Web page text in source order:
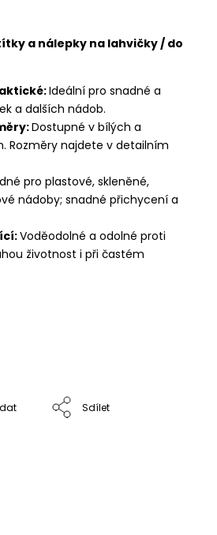
a nálepky na lahvičky / do
Ideální pro snadné a
a dalších nádob.
Dostupné v bílých a
Rozměry najdete v detailním
pro plastové, skleněné,
nádoby; snadné přichycení a
Voděodolné a odolné proti
životnost i při častém
Sdílet